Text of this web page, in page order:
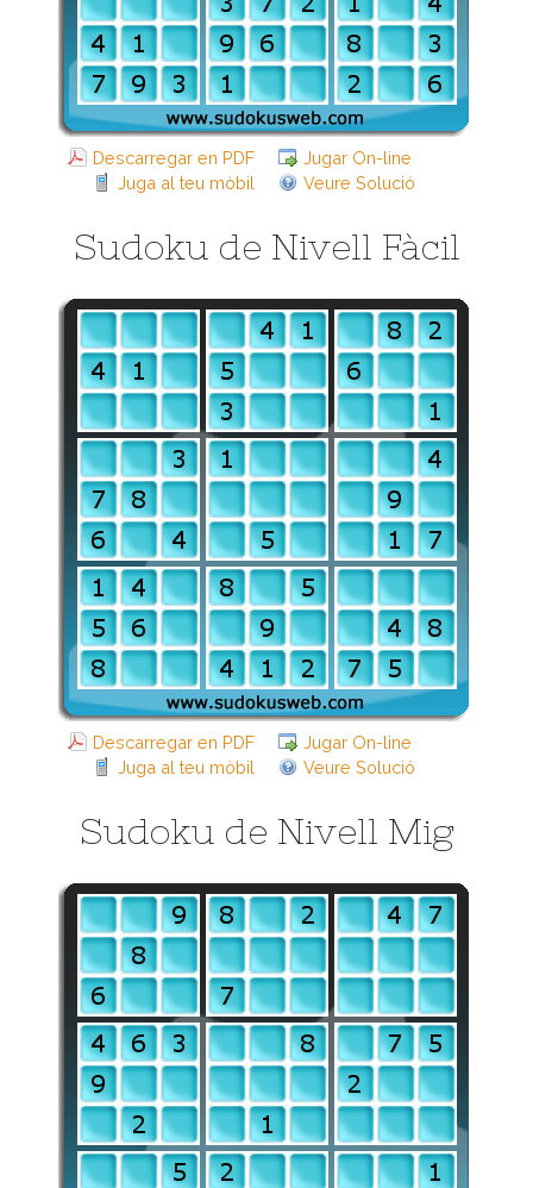
Descarregar en PDF
Jugar On-line
Juga al teu mòbil
Veure Solució
Sudoku de Nivell Fàcil
Descarregar en PDF
Jugar On-line
Juga al teu mòbil
Veure Solució
Sudoku de Nivell Mig